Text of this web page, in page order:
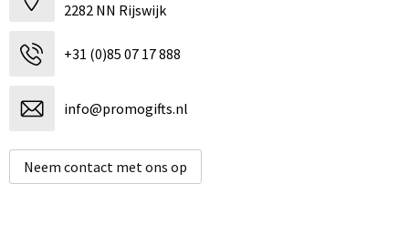
2282 NN Rijswijk
+31 (0)85 07 17 888
info@promogifts.nl
Neem contact met ons op